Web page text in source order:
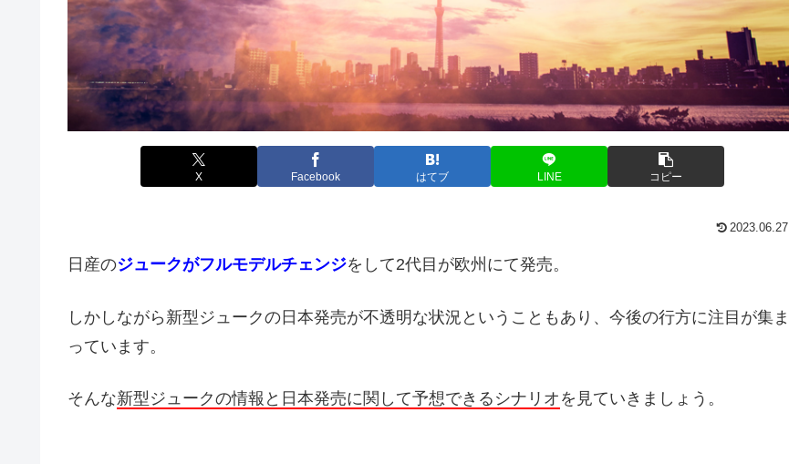
X Facebook はてブ LINE コピー
2023.06.27
日産のジュークがフルモデルチェンジをして2代目が欧州にて発売。
しかしながら新型ジュークの日本発売が不透明な状況ということもあり、今後の行方に注目が集ま
っています。
そんな新型ジュークの情報と日本発売に関して予想できるシナリオ を見ていきましょう。